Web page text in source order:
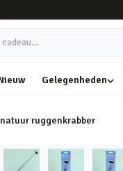
Gelegenheden
ruggenkrabber